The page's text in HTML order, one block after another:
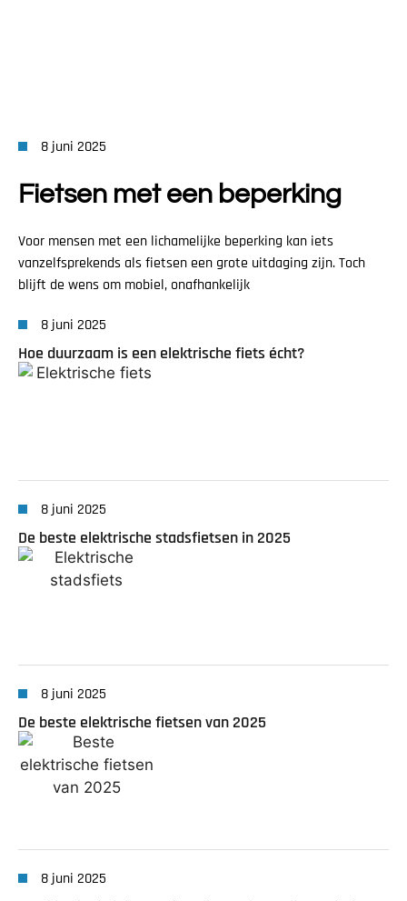
8 juni 2025
Fietsen met een beperking
Voor mensen met een lichamelijke beperking kan iets
vanzelfsprekends als fietsen een grote uitdaging zijn. Toch
blijft de wens om mobiel, onafhankelijk
8 juni 2025
Hoe duurzaam is een elektrische fiets écht?
8 juni 2025
De beste elektrische stadsfietsen in 2025
8 juni 2025
De beste elektrische fietsen van 2025
8 juni 2025